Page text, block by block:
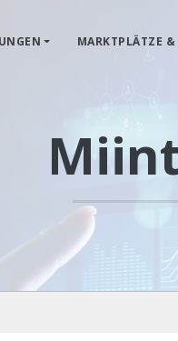
MARKTPLÄTZE &